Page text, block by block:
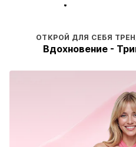
ОТКРОЙ ДЛЯ СЕБЯ
Вдохновение -